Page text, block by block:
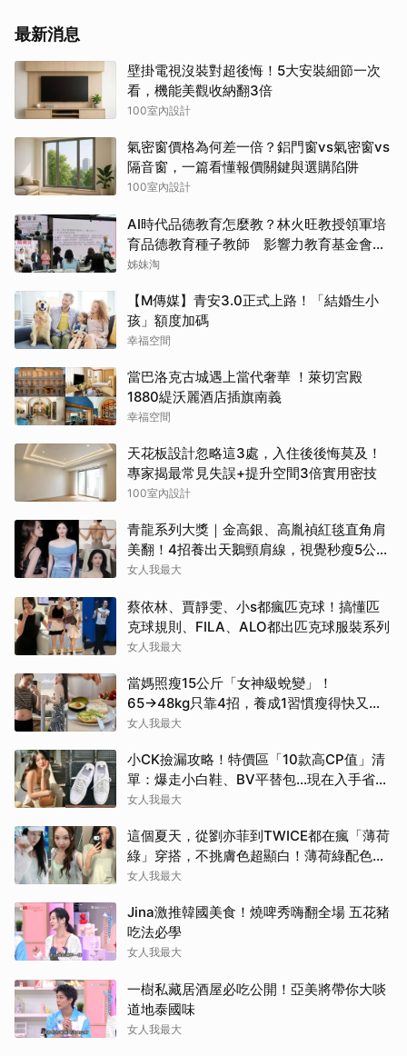
最新消息
壁掛電視沒裝對超後悔！5大安裝細節一次
看，機能美觀收納翻3倍
100室內設計
氣密窗價格為何差一倍？鋁門窗vs氣密窗vs
隔音窗，一篇看懂報價關鍵與選購陷阱
100室內設計
AI時代品德教育怎麼教？林火旺教授領軍培
育品德教育種子教師 影響力教育基金會攜
手新生代基金會
姊妹淘
【M傳媒】青安3.0正式上路！「結婚生小
孩」額度加碼
幸福空間
當巴洛克古城遇上當代奢華 ！萊切宮殿
1880緹沃麗酒店插旗南義
幸福空間
天花板設計忽略這3處，入住後後悔莫及！
專家揭最常見失誤+提升空間3倍實用密技
100室內設計
青龍系列大獎｜金高銀、高胤禎紅毯直角肩
美翻！4招養出天鵝頸肩線，視覺秒瘦5公
斤！
女人我最大
蔡依林、賈靜雯、小s都瘋匹克球！搞懂匹
克球規則、FILA、ALO都出匹克球服裝系列
女人我最大
當媽照瘦15公斤「女神級蛻變」！
65→48kg只靠4招，養成1習慣瘦得快又不
復胖
女人我最大
小CK撿漏攻略！特價區「10款高CP值」清
單：爆走小白鞋、BV平替包…現在入手省一
筆
女人我最大
這個夏天，從劉亦菲到TWICE都在瘋「薄荷
綠」穿搭，不挑膚色超顯白！薄荷綠配色公
開
女人我最大
Jina激推韓國美食！燒啤秀嗨翻全場 五花豬
吃法必學
女人我最大
一樹私藏居酒屋必吃公開！亞美將帶你大啖
道地泰國味
女人我最大